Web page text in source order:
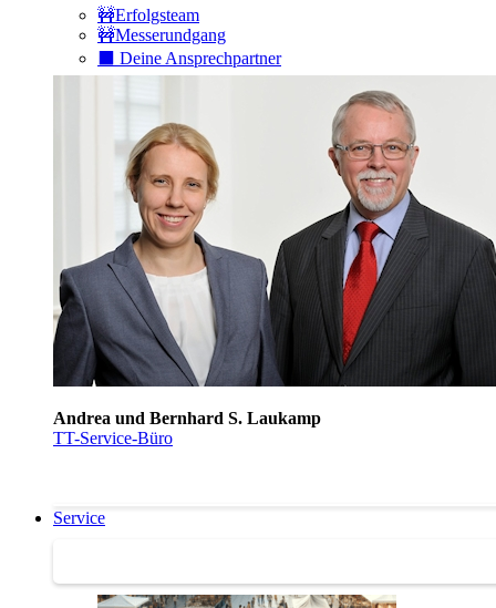
🚧Erfolgsteam
🚧Messerundgang
⬛️ Deine Ansprechpartner
Andrea und Bernhard S. Laukamp
TT-Service-Büro
Service